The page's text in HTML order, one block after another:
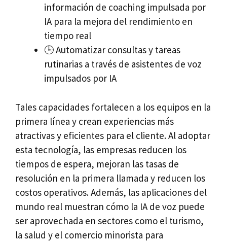
información de coaching impulsada por
IA para la mejora del rendimiento en
tiempo real
🕒 Automatizar consultas y tareas
rutinarias a través de asistentes de voz
impulsados por IA
Tales capacidades fortalecen a los equipos en la
primera línea y crean experiencias más
atractivas y eficientes para el cliente. Al adoptar
esta tecnología, las empresas reducen los
tiempos de espera, mejoran las tasas de
resolución en la primera llamada y reducen los
costos operativos. Además, las aplicaciones del
mundo real muestran cómo la IA de voz puede
ser aprovechada en sectores como el turismo,
la salud y el comercio minorista para